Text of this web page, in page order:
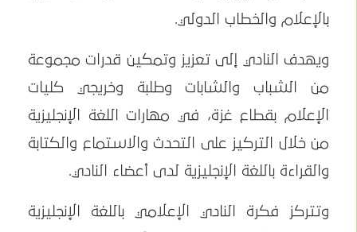
بالإعلام والخطاب الدولي.
ويهدف النادي إلى تعزيز وتمكين قدرات مجموعة
من الشباب والشابات وطلبة وخريجي كليات
الإعلام بقطاع غزة، في مهارات اللغة الإنجليزية
من خلال التركيز على التحدث والاستماع والكتابة
والقراءة باللغة الإنجليزية لدى أعضاء النادي.
وتتركز فكرة النادي الإعلامي باللغة الإنجليزية